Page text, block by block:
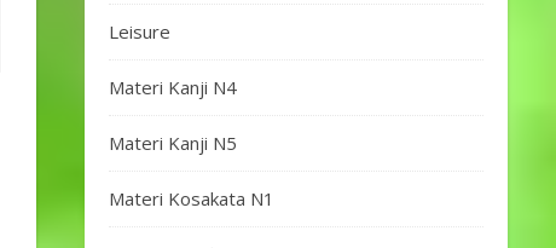
Leisure
Materi Kanji N4
Materi Kanji N5
Materi Kosakata N1